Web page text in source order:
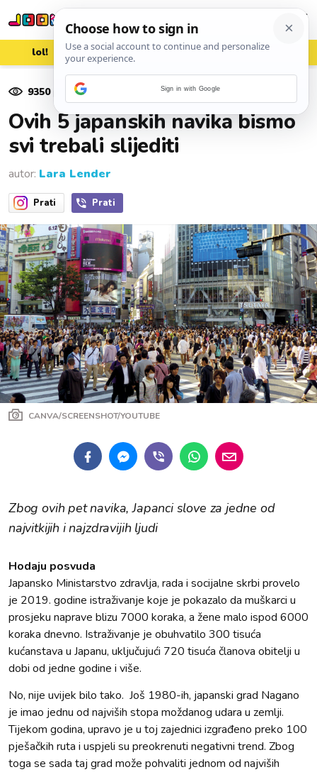
lol! aww vrh! woot?!
9350pregleda
Ovih 5 japanskih navika bismo
svi trebali slijediti
autor: Lara Lender
Prati Prati
CANVA/SCREENSHOT/YOUTUBE
Zbog ovih pet navika, Japanci slove za jedne od
najvitkijih i najzdravijih ljudi
Hodaju posvuda
Japansko Ministarstvo zdravlja, rada i socijalne skrbi provelo
je 2019. godine istraživanje koje je pokazalo da muškarci u
prosjeku naprave blizu 7000 koraka, a žene malo ispod 6000
koraka dnevno. Istraživanje je obuhvatilo 300 tisuća
kućanstava u Japanu, uključujući 720 tisuća članova obitelji u
dobi od jedne godine i više.
No, nije uvijek bilo tako. Još 1980-ih, japanski grad Nagano
je imao jednu od najviših stopa moždanog udara u zemlji.
Tijekom godina, upravo je u toj zajednici izgrađeno preko 100
pješačkih ruta i uspjeli su preokrenuti negativni trend. Zbog
toga se sada taj grad može pohvaliti jednom od najviših
Sign in with Google